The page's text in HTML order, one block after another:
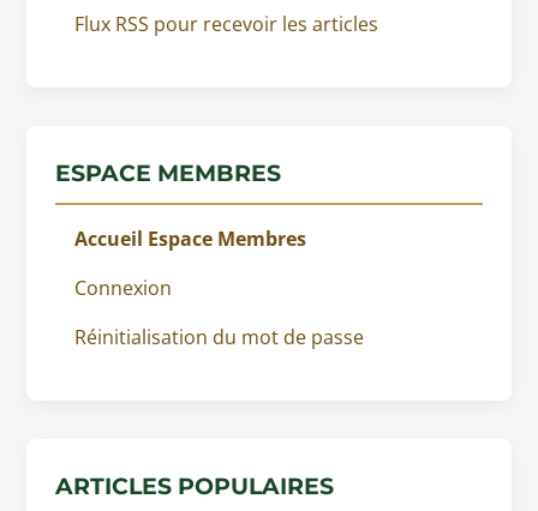
Flux RSS pour recevoir les articles
ESPACE MEMBRES
Accueil Espace Membres
Connexion
Réinitialisation du mot de passe
ARTICLES POPULAIRES